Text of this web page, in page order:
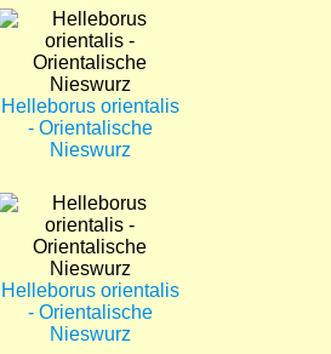
Bild
Helleborus orientalis
- Orientalische
Nieswurz
Bild
Helleborus orientalis
- Orientalische
Nieswurz